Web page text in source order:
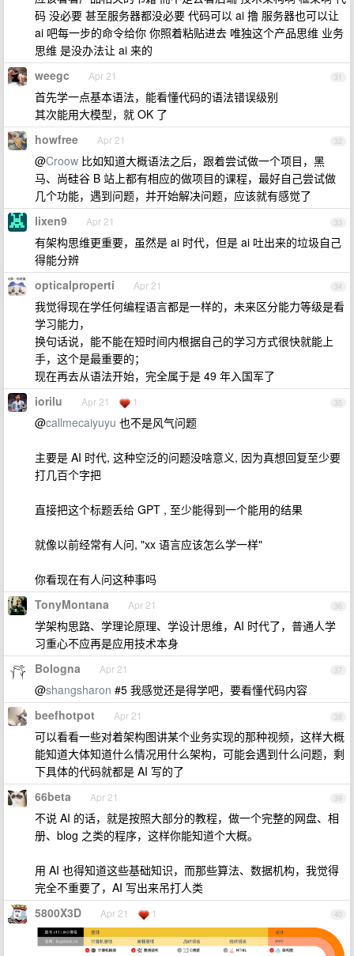
码 没必要 甚至服务器都没必要 代码可以 ai 撸 服务器也可以让
ai 吧每一步的命令给你 你照着粘贴进去 唯独这个产品思维 业务
思维 是没办法让 ai 来的
31
weegc Apr 21
首先学一点基本语法，能看懂代码的语法错误级别
其次能用大模型，就 OK 了
32
howfree Apr 21
@Croow 比如知道大概语法之后，跟着尝试做一个项目，黑
马、尚硅谷 B 站上都有相应的做项目的课程，最好自己尝试做
几个功能，遇到问题，并开始解决问题，应该就有感觉了
33
lixen9 Apr 21
有架构思维更重要，虽然是 ai 时代，但是 ai 吐出来的垃圾自己
得能分辨
34
opticalproperti Apr 21
我觉得现在学任何编程语言都是一样的，未来区分能力等级是看
学习能力，
换句话说，能不能在短时间内根据自己的学习方式很快就能上
手，这个是最重要的；
现在再去从语法开始，完全属于是 49 年入国军了
35
iorilu Apr 21 1
@callmecaiyuyu 也不是风气问题
主要是 AI 时代, 这种空泛的问题没啥意义, 因为真想回复至少要
打几百个字把
直接把这个标题丢给 GPT , 至少能得到一个能用的结果
就像以前经常有人问, "xx 语言应该怎么学一样"
你看现在有人问这种事吗
36
TonyMontana Apr 21
学架构思路、学理论原理、学设计思维，AI 时代了，普通人学
习重心不应再是应用技术本身
37
Bologna Apr 21
@shangsharon #5 我感觉还是得学吧，要看懂代码内容
38
beefhotpot Apr 21
可以看看一些对着架构图讲某个业务实现的那种视频，这样大概
能知道大体知道什么情况用什么架构，可能会遇到什么问题，剩
下具体的代码就都是 AI 写的了
39
66beta Apr 21
不说 AI 的话，就是按照大部分的教程，做一个完整的网盘、相
册、blog 之类的程序，这样你能知道个大概。
用 AI 也得知道这些基础知识，而那些算法、数据机构，我觉得
完全不重要了，AI 写出来吊打人类
40
5800X3D Apr 21 1